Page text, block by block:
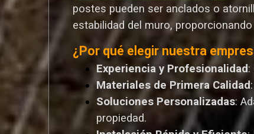
postes pueden ser anclados o
estabilidad del muro,
¿Por qué elegir nuestra
Experiencia y Profesionalidad:
Materiales de Primera Calidad
Soluciones Personalizadas:
propiedad.